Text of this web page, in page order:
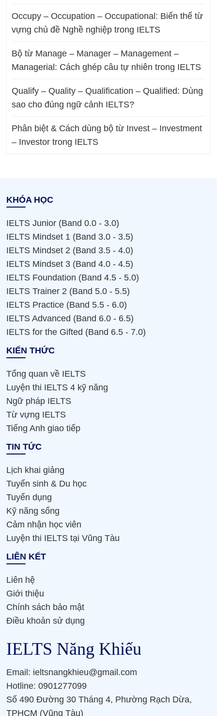
Occupy – Occupation – Occupational: Biến thể từ
vựng chủ đề Nghề nghiệp trong IELTS
Bộ từ Manage – Manager – Management –
Managerial: Cách ghép câu tự nhiên trong IELTS
Qualify – Quality – Qualification – Qualified: Dùng
sao cho đúng ngữ cảnh IELTS?
Phân biệt & Cách dùng bộ từ Invest – Investment
– Investor trong IELTS
KHÓA HỌC
IELTS Junior (Band 0.0 - 3.0)
IELTS Mindset 1 (Band 3.0 - 3.5)
IELTS Mindset 2 (Band 3.5 - 4.0)
IELTS Mindset 3 (Band 4.0 - 4.5)
IELTS Foundation (Band 4.5 - 5.0)
IELTS Trainer 2 (Band 5.0 - 5.5)
IELTS Practice (Band 5.5 - 6.0)
IELTS Advanced (Band 6.0 - 6.5)
IELTS for the Gifted (Band 6.5 - 7.0)
KIẾN THỨC
Tổng quan về IELTS
Luyện thi IELTS 4 kỹ năng
Ngữ pháp IELTS
Từ vựng IELTS
Tiếng Anh giao tiếp
TIN TỨC
Lịch khai giảng
Tuyển sinh & Du học
Tuyển dụng
Kỹ năng sống
Cảm nhận học viên
Luyện thi IELTS tại Vũng Tàu
LIÊN KẾT
Liên hệ
Giới thiệu
Chính sách bảo mật
Điều khoản sử dụng
IELTS Năng Khiếu
Email: ieltsnangkhieu@gmail.com
Hotline: 0901277099
Số 490 Đường 30 Tháng 4, Phường Rạch Dừa,
TPHCM (Vũng Tàu)